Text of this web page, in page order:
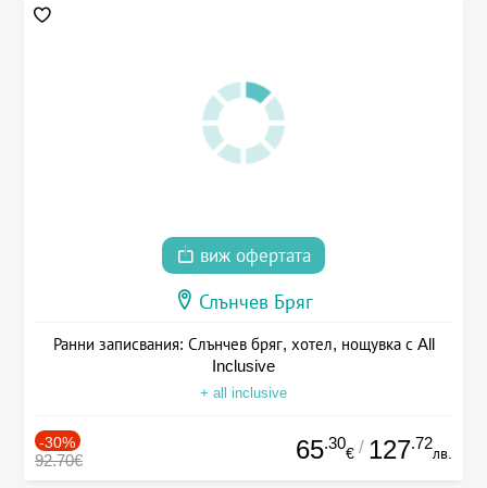
виж офертата
Слънчев Бряг
Ранни записвания: Слънчев бряг, хотел, нощувка с All
Inclusive
+ all inclusive
-30%
92.70€ 65.30
€ / 127.72
лв.